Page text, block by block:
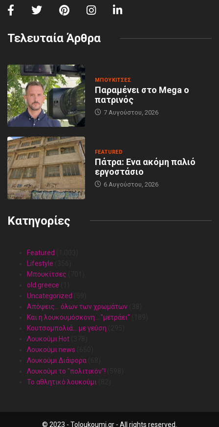
Τελευταία Άρθρα
MΠΟΥΚΊΤΣΕΣ
Παραμένει στο Mega ο
πατρινός
7 Αυγούστου, 2026
FEATURED
Πάτρα: Ενα ακόμη παλιό
εργοστάσιο
6 Αυγούστου, 2026
Κατηγορίες
Featured
Lifestyle
Mπουκίτσες
old.greece
Uncategorized
Απόψεις… όλων των χρωμάτων
Και η λουκουμόσκονη… "μετράει"
Κουτσομπολιά… με γεύση
Λουκούμι Hot
Λουκούμι news
Λουκούμι Διάφορα
Λουκούμι το "πολιτικόν"!
Το αθλητικό λουκούμι
© 2023 - Toloukoumi.gr - All rights reserved.